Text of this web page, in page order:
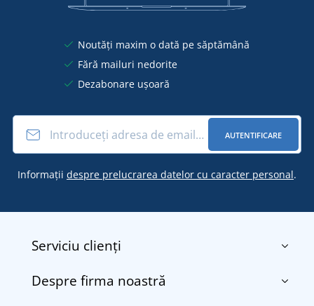
Noutăți maxim o dată pe săptămână
Fără mailuri nedorite
Dezabonare ușoară
AUTENTIFICARE
Informații despre prelucrarea datelor cu caracter personal.
Serviciu clienți
Contact
Despre firma noastră